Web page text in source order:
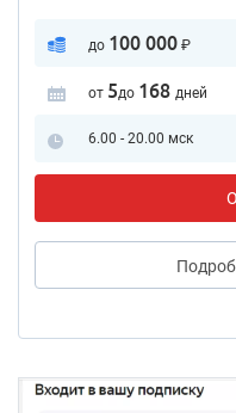
до 100 000₽
от 5до 168 дней
6.00 - 20.00 мск